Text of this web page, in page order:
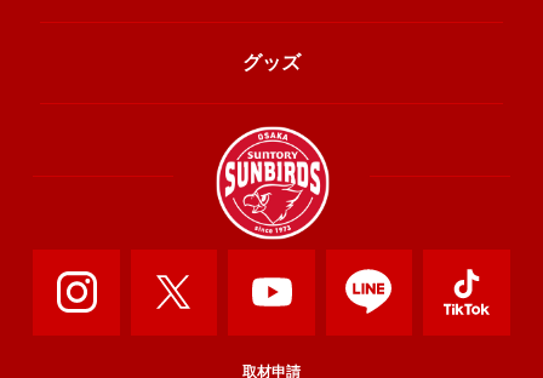
グッズ
取材申請